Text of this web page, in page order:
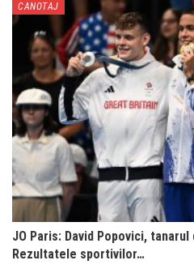
CANOTAJ
JO Paris: David Popovici,
Rezultatele sportivilor…